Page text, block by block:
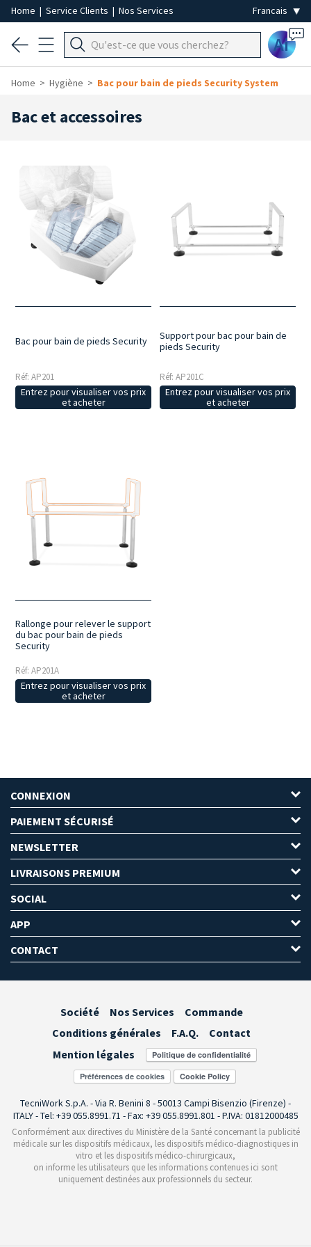
Home | Service Clients | Nos Services
Ai
Home Hygiène Bac pour bain de pieds Security System
Bac et accessoires
Bac pour bain de pieds Security
Réf: AP201
Entrez pour visualiser vos prix
et acheter
Support pour bac pour bain de
pieds Security
Réf: AP201C
Entrez pour visualiser vos prix
et acheter
Rallonge pour relever le support
du bac pour bain de pieds
Security
Réf: AP201A
Entrez pour visualiser vos prix
et acheter
CONNEXION
PAIEMENT SÉCURISÉ
NEWSLETTER
LIVRAISONS PREMIUM
SOCIAL
APP
CONTACT
Société Nos Services
Commande
Conditions générales
F.A.Q.
Contact
Mention légales
Préférences de cookies
TecniWork S.p.A. - Via R. Benini 8 - 50013 Campi Bisenzio (Firenze) -
ITALY - Tel: +39 055.8991.71 - Fax: +39 055.8991.801 - P.IVA: 01812000485
Conformément aux directives du Ministère de la Santé concernant la publicité
médicale sur les dispositifs médicaux, les dispositifs médico-diagnostiques in
vitro et les dispositifs médico-chirurgicaux,
on informe les utilisateurs que les informations contenues ici sont
uniquement destinées aux professionnels du secteur.